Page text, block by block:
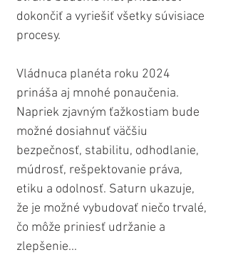
dokončiť a vyriešiť všetky súvisiace
procesy.
Vládnuca planéta roku 2024
prináša aj mnohé ponaučenia.
Napriek zjavným ťažkostiam bude
možné dosiahnuť väčšiu
bezpečnosť, stabilitu, odhodlanie,
múdrosť, rešpektovanie práva,
etiku a odolnosť. Saturn ukazuje,
že je možné vybudovať niečo trvalé,
čo môže priniesť udržanie a
zlepšenie...